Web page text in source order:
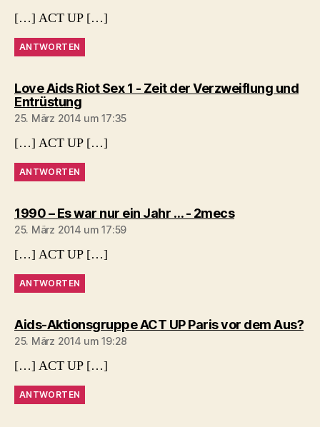
[…] ACT UP […]
ANTWORTEN
Love Aids Riot Sex 1 - Zeit der Verzweiflung und
Entrüstungsagt:
25. März 2014 um 17:35
[…] ACT UP […]
ANTWORTEN
1990 – Es war nur ein Jahr … - 2mecssagt:
25. März 2014 um 17:59
[…] ACT UP […]
ANTWORTEN
Aids-Aktionsgruppe ACT UP Paris vor dem Aus?
25. März 2014 um 19:28
[…] ACT UP […]
ANTWORTEN